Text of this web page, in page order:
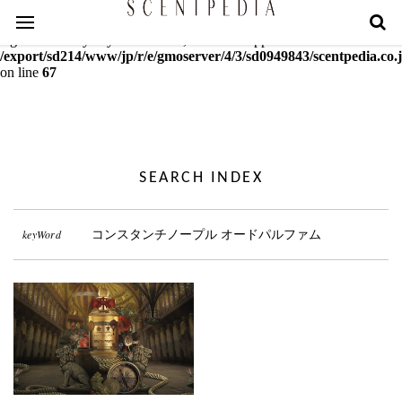
Warning
: mcrypt_decrypt(): Key of size 18 not supported by this
/export/sd214/www/jp/r/e/gmoserver/4/3/sd0949843/
on line 67
SEARCH INDEX
keyWord コンスタンチノープル オードパルファム